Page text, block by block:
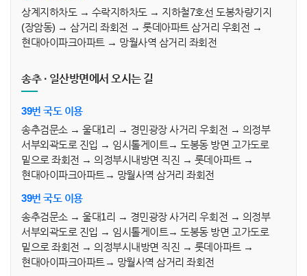
상계지하차도 → 수락지하차도 → 지하철7호선 도봉차량기지
(장암동) → 삼거리 좌회전 → 롯데아파트 삼거리 우회전 →
현대아이파크아파트 → 망월사역 삼거리 좌회전
송추 · 일산방면에서 오시는 길
39번 국도 이용
송추검문소 → 울대1리 → 경민광장 사거리 우회전 → 의정부
서부외곽도로 진입 → 임시톨게이트→ 도봉동 방면 고가도로
밑으로 좌회전 → 의정부시내방면 직진 → 롯데아파트 →
현대아이파크아파트→ 망월사역 삼거리 좌회전
39번 국도 이용
송추검문소 → 울대1리 → 경민광장 사거리 우회전 → 의정부
서부외곽도로 진입 → 임시톨게이트→ 도봉동 방면 고가도로
밑으로 좌회전 → 의정부시내방면 직진 → 롯데아파트 →
현대아이파크아파트→ 망월사역 삼거리 좌회전